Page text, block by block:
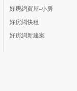
好房網買屋-小房
好房網快租
好房網新建案